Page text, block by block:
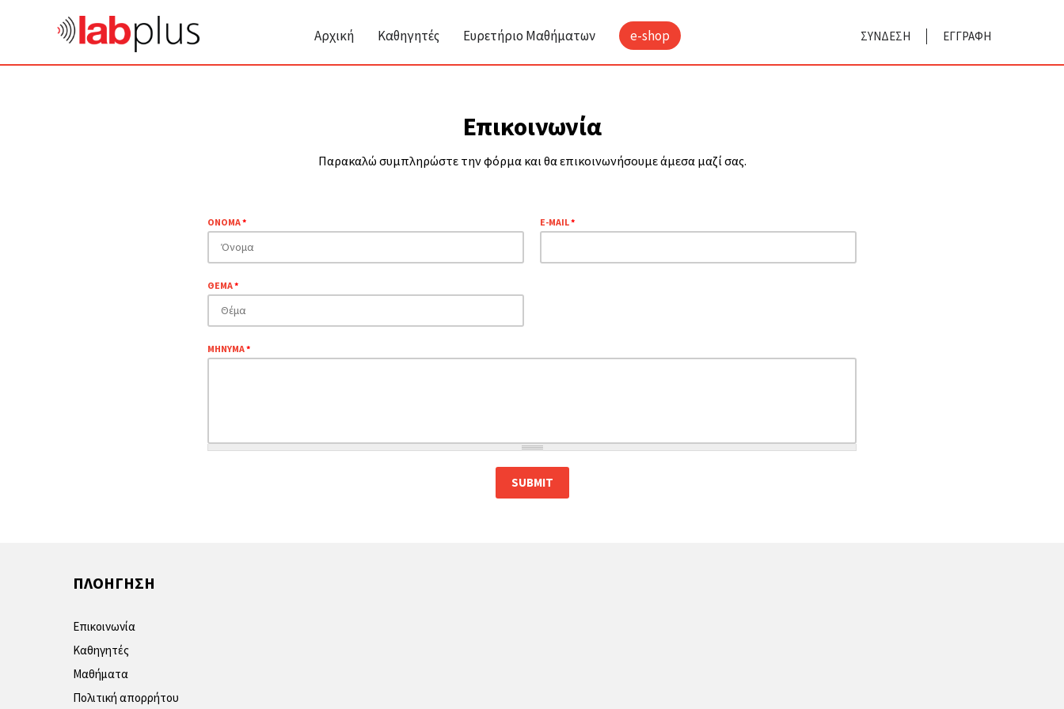
Αρχική Καθηγητές Ευρετήριο Μαθήματων e-shop ΣΥΝΔΕΣΗ ΕΓΓΡΑΦΗ
Επικοινωνία
Παρακαλώ συμπληρώστε την φόρμα και θα επικοινωνήσουμε άμεσα μαζί σας.
ΟΝΟΜΑ* E-MAIL*
ΘΕΜΑ*
ΜΗΝΥΜΑ*
ΠΛΟΗΓΗΣΗ
Επικοινωνία
Καθηγητές
Μαθήματα
Πολιτική απορρήτου